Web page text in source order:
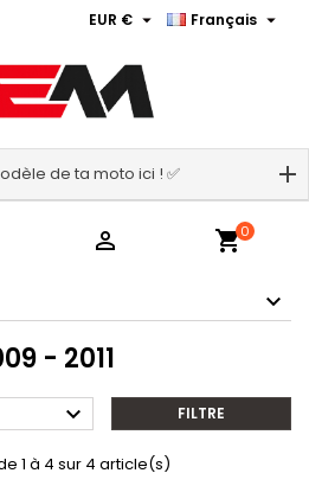
Français 
EUR € 
de ta moto ici ! ✅
 shopping_cart0
- 2011
 FILTRE
1 à 4 sur 4 article(s)